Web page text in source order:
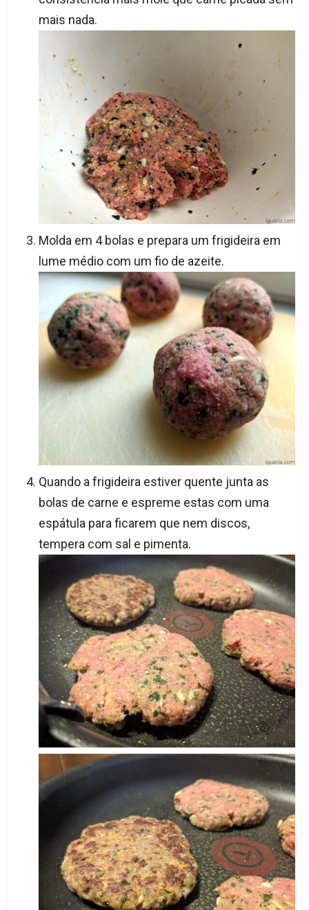
mais nada.
Molda em 4 bolas e prepara um frigideira em
lume médio com um fio de azeite.
Quando a frigideira estiver quente junta as
bolas de carne e espreme estas com uma
espátula para ficarem que nem discos,
tempera com sal e pimenta.